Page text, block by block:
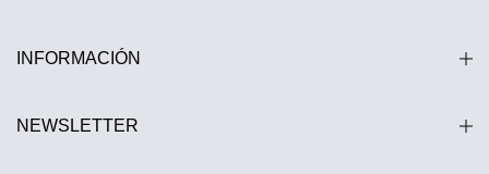
INFORMACIÓN
NEWSLETTER